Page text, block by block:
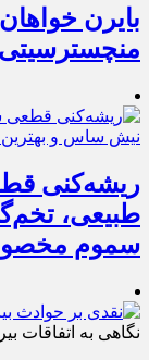
بایرن
ریشه‌کنی
طبیعی،
سموم
نگاهی به اتفاقات